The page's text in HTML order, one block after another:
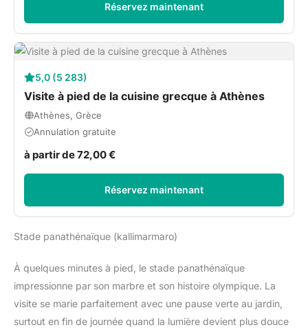
Réservez maintenant
5,0 (5 283)
Visite à pied de la cuisine grecque à Athènes
Athènes, Grèce
Annulation gratuite
à partir de 72,00 €
Réservez maintenant
Stade panathénaïque (kallimarmaro)
À quelques minutes à pied, le stade panathénaïque
impressionne par son marbre et son histoire olympique. La
visite se marie parfaitement avec une pause verte au jardin,
surtout en fin de journée quand la lumière devient plus douce